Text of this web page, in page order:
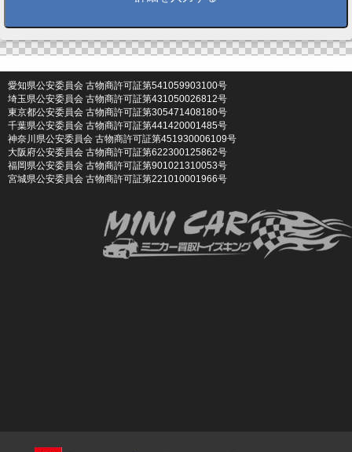
愛知県公安委員会 古物商許可証第541059903100号
埼玉県公安委員会 古物商許可証第431050026812号
東京都公安委員会 古物商許可証第305471408180号
千葉県公安委員会 古物商許可証第441420001485号
神奈川県公安委員会 古物商許可証第451930006109号
大阪府公安委員会 古物商許可証第622300125862号
福岡県公安委員会 古物商許可証第901021310053号
宮城県公安委員会 古物商許可証第221010001966号